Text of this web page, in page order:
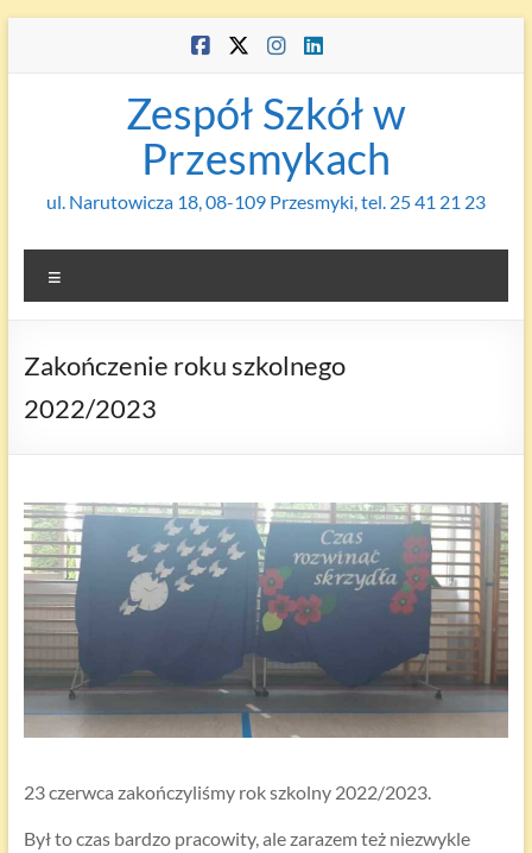
Zespół Szkół w
Przesmykach
ul. Narutowicza 18, 08-109 Przesmyki, tel. 25 41 21 23
Zakończenie roku szkolnego
2022/2023
23 czerwca zakończyliśmy rok szkolny 2022/2023.
Był to czas bardzo pracowity, ale zarazem też niezwykle